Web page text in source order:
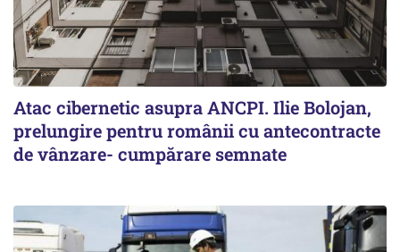
Atac cibernetic asupra ANCPI. Ilie Bolojan,
prelungire pentru românii cu antecontracte
de vânzare- cumpărare semnate